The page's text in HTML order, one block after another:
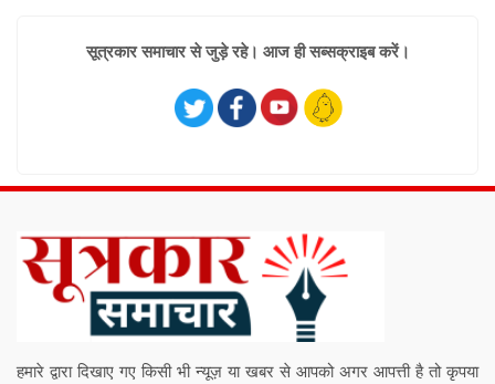
सूत्रकार समाचार से जुड़े रहे। आज ही सब्सक्राइब करें।
हमारे द्वारा दिखाए गए किसी भी न्यूज़ या खबर से आपको अगर आपत्ती है तो कृपया